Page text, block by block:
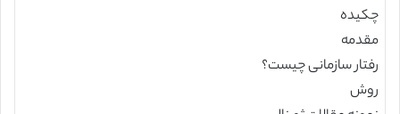
چکیده
مقدمه
رفتار سازمانی چیست؟
روش